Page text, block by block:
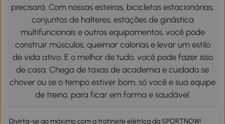
precisará. Com nossas esteiras, bicicletas estacionárias,
conjuntos de halteres, estações de ginástica
multifuncionais e outros equipamentos, você pode
construir músculos, queimar calorias e levar um estilo
de vida ativo. E o melhor de tudo, você pode fazer isso
de casa. Chega de taxas de academia e cuidado se
chover ou se o tempo estiver bom, só você e sua equipe
de treino, para ficar em forma e saudável.
Divirta-se ao máximo com a trotinete elétrica da SPORTNOW!